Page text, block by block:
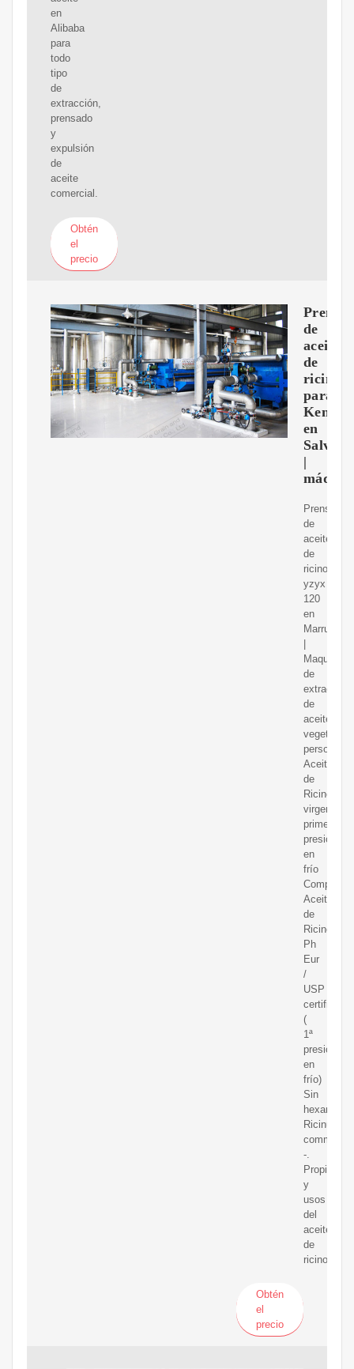
en
Alibaba
para
todo
tipo
de
extracción,
prensado
y
expulsión
de
aceite
comercial.
Obtén
el
precio
Prensa
de
aceite
de
ricino
para
Kenia
en
|
Prensa
de
aceite
de
ricino
yzyx
120
en
Marruecos
Maquinaria
de
extracción
de
aceite
vegetal
Aceite
de
Ricino
virgen,
primera
presión
en
frío
Comprar
Aceite
de
Ricino.
Ph
Eur
/
USP
certified
(
1ª
presión
en
frío)
Sin
hexanos
Ricinus
communis
-.
y
usos
del
aceite
de
ricino.
Obtén
el
precio